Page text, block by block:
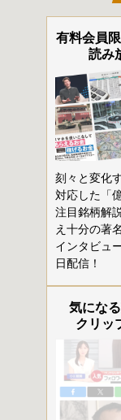
有料会員
読み
刻々と変化
対応した「
注目銘柄解
え十分の著
インタビュ
日配信！
気にな
クリッ